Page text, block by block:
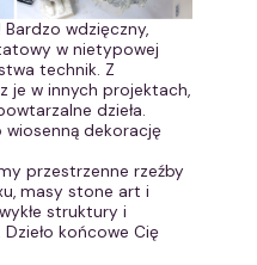
Bardzo wdzięczny,
w nietypowej
technik. Z
je w innych projektach,
dzieła.
dekorację
przestrzenne rzeźby
masy stone art i
struktury i
końcowe Cię